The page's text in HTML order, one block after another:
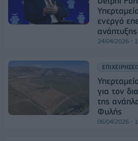
ενεργό
ανάπτυξης
24/04/2026 -
για τον
της
Φυλής
06/04/2026 -